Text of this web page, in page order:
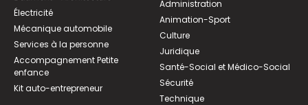
Électricité
Mécanique automobile
Services à la personne
Accompagnement Petite
enfance
Kit auto-entrepreneur
Administration
Animation-Sport
Culture
Juridique
Santé-Social et Médico-Social
Sécurité
Technique